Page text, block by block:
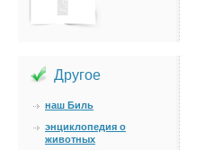
Другое
наш Биль
энциклопедия о
животных